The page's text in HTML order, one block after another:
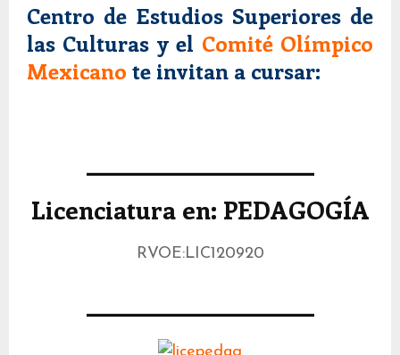
Centro de Estudios Superiores de
las Culturas y el Comité Olímpico
Mexicano te invitan a cursar:
Licenciatura en: PEDAGOGÍA
RVOE:LIC120920